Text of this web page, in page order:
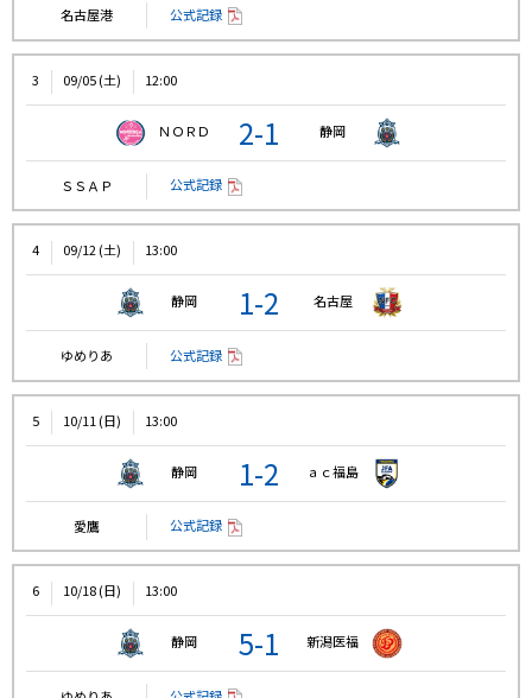
名古屋港 公式記録
3 09/05 (土) 12:00
ＮＯＲＤ 2-1 静岡
ＳＳＡＰ 公式記録
4 09/12 (土) 13:00
静岡 1-2 名古屋
ゆめりあ 公式記録
5 10/11 (日) 13:00
静岡 1-2 ａｃ福島
愛鷹 公式記録
6 10/18 (日) 13:00
静岡 5-1 新潟医福